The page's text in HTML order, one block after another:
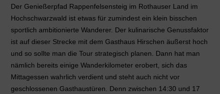
Der Genießerpfad Rappenfelsensteig im Rothauser Land im
Hochschwarzwald ist etwas für zumindest ein klein bisschen
sportlich ambitionierte Wanderer. Der kulinarische Genussfaktor
ist auf dieser Strecke mit dem Gasthaus Hirschen äußerst hoch
und so sollte man die Tour strategisch planen. Dann hat man
nämlich bereits einige Wanderkilometer erobert, sich das
Mittagessen wahrlich verdient und steht auch nicht vor
geschlossenen Gasthaustüren. Denn zwischen 14:30 und 17